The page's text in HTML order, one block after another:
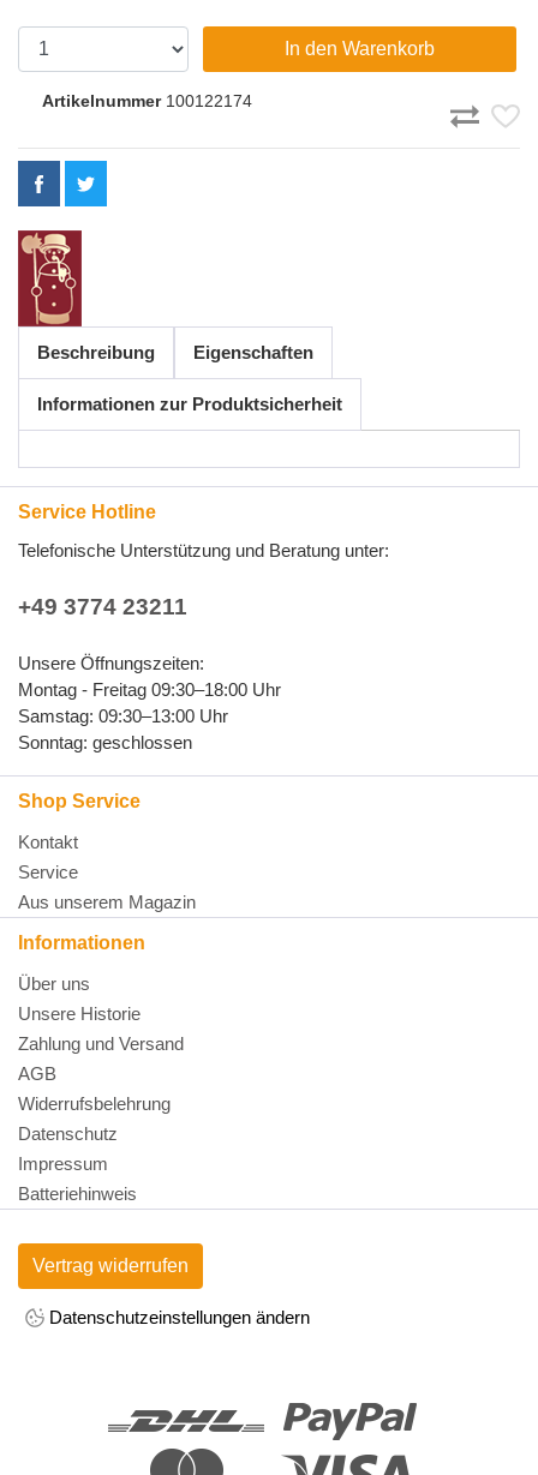
In den Warenkorb
Artikelnummer100122174
Beschreibung Eigenschaften
Informationen zur Produktsicherheit
Service Hotline
Telefonische Unterstützung und Beratung unter:
+49 3774 23211
Unsere Öffnungszeiten:
Montag - Freitag 09:30–18:00 Uhr
Samstag: 09:30–13:00 Uhr
Sonntag: geschlossen
Shop Service
Kontakt
Service
Aus unserem Magazin
Informationen
Über uns
Unsere Historie
Zahlung und Versand
AGB
Widerrufsbelehrung
Datenschutz
Impressum
Batteriehinweis
Vertrag widerrufen
Datenschutzeinstellungen ändern